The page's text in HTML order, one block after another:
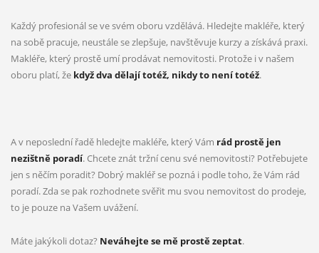
Každý profesionál se ve svém oboru vzdělává. Hledejte makléře, který
na sobě pracuje, neustále se zlepšuje, navštěvuje kurzy a získává praxi.
Makléře, který prostě umí prodávat nemovitosti. Protože i v našem
oboru platí, že když dva dělají totéž, nikdy to není totéž.
A v neposlední řadě hledejte makléře, který Vám rád prostě jen
nezištně poradí. Chcete znát tržní cenu své nemovitosti? Potřebujete
jen s něčím poradit? Dobrý makléř se pozná i podle toho, že Vám rád
poradí. Zda se pak rozhodnete svěřit mu svou nemovitost do prodeje,
to je pouze na Vašem uvážení.
Máte jakýkoli dotaz? Neváhejte se mě prostě zeptat.